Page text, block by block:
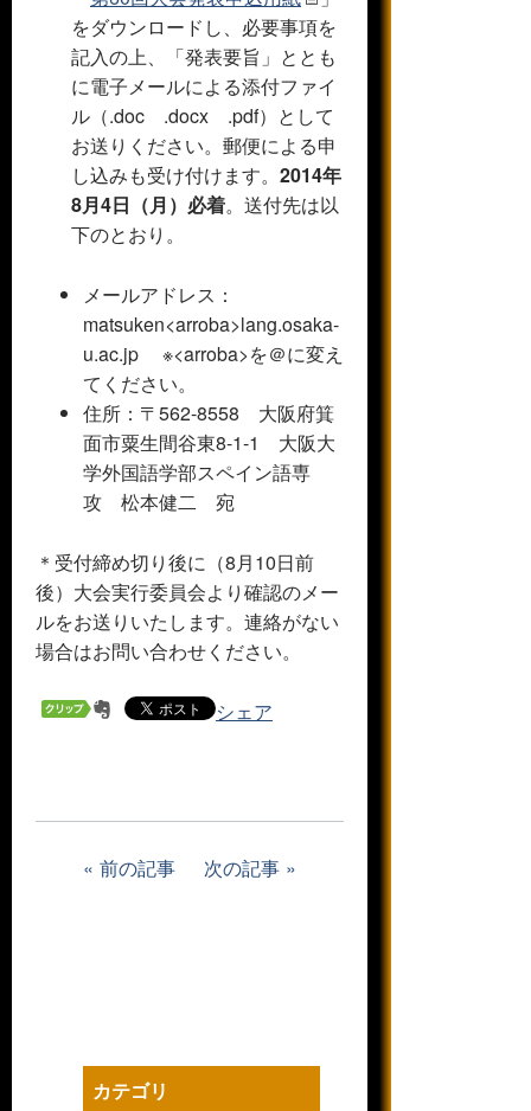
をダウンロードし、必要事項を
記入の上、「発表要旨」ととも
に電子メールによる添付ファイ
ル（.doc .docx .pdf）として
お送りください。郵便による申
し込みも受け付けます。 2014年
8月4日（月）必着。 送付先は以
下のとおり。
メールアドレス：
matsuken<arroba>lang.osaka-
u.ac.jp ※<arroba>を＠に変え
てください。
住所：〒562‐8558 大阪府箕
面市粟生間谷東8-1-1 大阪大
学外国語学部スペイン語専
攻 松本健二 宛
＊受付締め切り後に（8月10日前
後）大会実行委員会より確認のメー
ルをお送りいたします。連絡がない
場合はお問い合わせください。
シェア
前の記事 次の記事
カテゴリ